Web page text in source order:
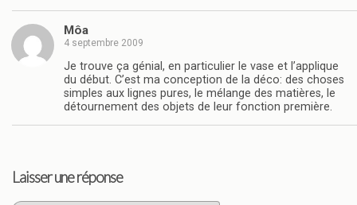
Môa
4 septembre 2009
Je trouve ça génial, en particulier le vase et l’applique
du début. C’est ma conception de la déco: des choses
simples aux lignes pures, le mélange des matières, le
détournement des objets de leur fonction première.
Laisser une réponse